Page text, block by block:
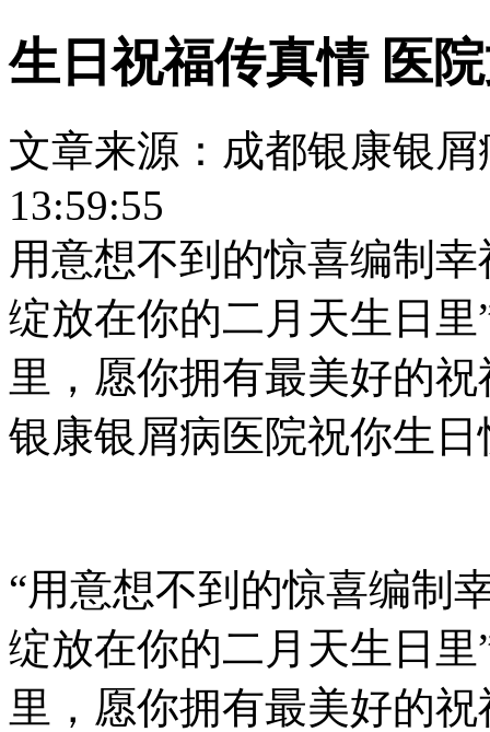
生日祝福传真情 医
文章来源：成都银康银
13:59:55
用意想不到的惊喜编制
绽放在你的二月天生日
里，愿你拥有最美好的
银康银屑病医院祝你生日
“用意想不到的惊喜编制
绽放在你的二月天生日
里，愿你拥有最美好的